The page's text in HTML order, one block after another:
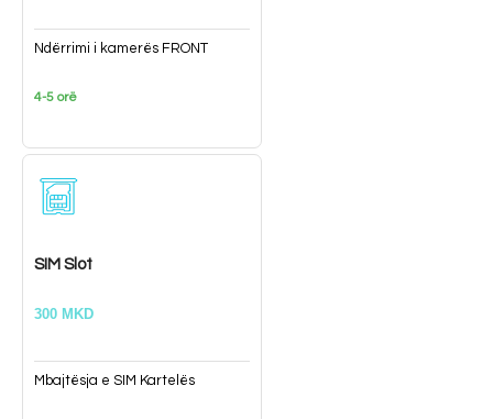
Ndërrimi i kamerës FRONT
4-5 orë
SIM Slot
300 MKD
Mbajtësja e SIM Kartelës